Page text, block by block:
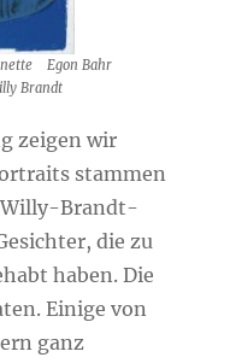
Egon Bahr
Brandt
zeigen wir
stammen
Willy-Brandt-
die zu
haben. Die
Einige von
ganz